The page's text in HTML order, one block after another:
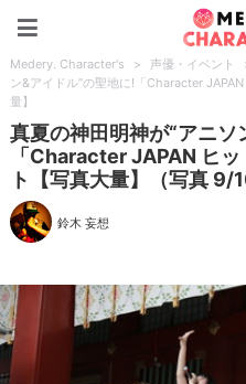
Medery. Character's > 声優・イベント
ン&アイドル”の聖地に!「Character
量】
真夏の神田明神が“アニソ
「Character JAPAN ヒ
ト【写真大量】（写真 9/
鈴木 妄想